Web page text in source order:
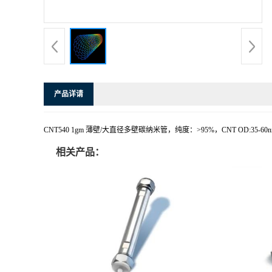
产品详请
CNT540 1gm 薄壁/大直径多壁碳纳米管，纯度：>95%，CNT OD:35-
相关产品：